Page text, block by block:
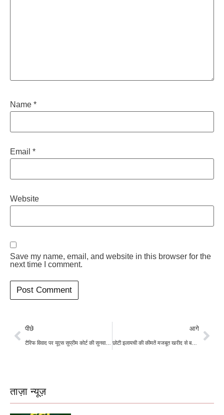
Name *
Email *
Website
Save my name, email, and website in this browser for the
next time I comment.
पीछे
टैरिफ विवाद पर यूएस सुप्रीम कोर्ट की सुनवाई शुरू, वैश्विक व्यापार और बाजारों में बढ़ी हलचल
आगे
छोटी इलायची की कीमतें मजबूत खरीद से बढ़ीं, ऊंची आपूर्ति का असर सीमित
ताज़ा न्यूज़